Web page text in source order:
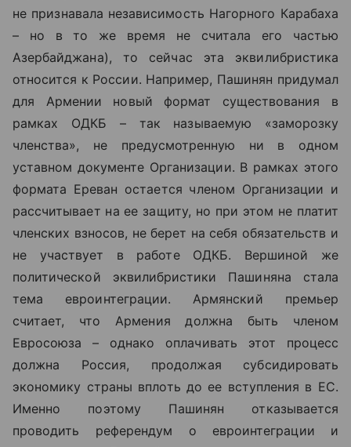
не признавала независимость Нагорного Карабаха
– но в то же время не считала его частью
Азербайджана), то сейчас эта эквилибристика
относится к России. Например, Пашинян придумал
для Армении новый формат существования в
рамках ОДКБ – так называемую «заморозку
членства», не предусмотренную ни в одном
уставном документе Организации. В рамках этого
формата Ереван остается членом Организации и
рассчитывает на ее защиту, но при этом не платит
членских взносов, не берет на себя обязательств и
не участвует в работе ОДКБ. Вершиной же
политической эквилибристики Пашиняна стала
тема евроинтеграции. Армянский премьер
считает, что Армения должна быть членом
Евросоюза – однако оплачивать этот процесс
должна Россия, продолжая субсидировать
экономику страны вплоть до ее вступления в ЕС.
Именно поэтому Пашинян отказывается
проводить референдум о евроинтеграции и